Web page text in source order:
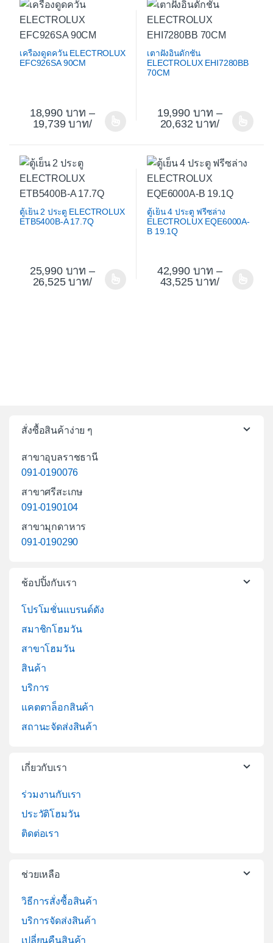
เครื่องดูดควัน ELECTROLUX
EFC926SA 90CM
18,990
–
19,739
/
This product has multiple variants. The options may be
เตาฝังอินดักชัน
ELECTROLUX EHI7280BB
70CM
19,990
–
20,632
/
This product has multiple
ตู้เย็น 2 ประตู ELECTROLUX
ETB5400B-A 17.7Q
25,990
–
26,525
/
This product has multiple variants. The options may be
ตู้เย็น 4 ประตู ฟรีซล่าง
ELECTROLUX EQE6000A-
B 19.1Q
42,990
–
43,525
/
This product has multiple
สั่งซื้อสินค้าง่าย ๆ
สาขาอุบลราชธานี
091-0190076
สาขาศรีสะเกษ
091-0190104
สาขามุกดาหาร
091-0190290
ช้อปปิ้งกับเรา
โปรโมชั่นแบรนด์ดัง
สมาชิกโฮมวัน
สาขาโฮมวัน
สินค้า
บริการ
แคตตาล็อกสินค้า
สถานะจัดส่งสินค้า
เกี่ยวกับเรา
ร่วมงานกับเรา
ประวัติโฮมวัน
ติดต่อเรา
ช่วยเหลือ
วิธีการสั่งซื้อสินค้า
บริการจัดส่งสินค้า
เปลี่ยนคืนสินค้า